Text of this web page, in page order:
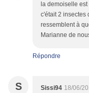
la demoiselle
c'était 2 insectes
ressemblent à
Marianne de
Répondre
S Sissi94 18/06/